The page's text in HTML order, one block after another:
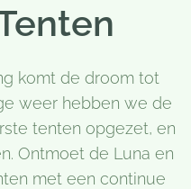
komt de droom tot
weer hebben we de
tenten opgezet, en
Ontmoet de Luna en
met een continue